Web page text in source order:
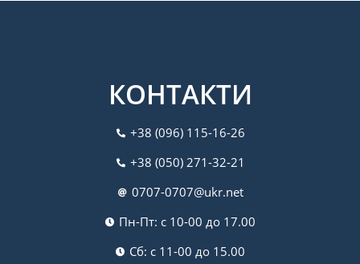
КОНТАКТИ
+38 (096) 115-16-26
+38 (050) 271-32-21
0707-0707@ukr.net
Пн-Пт: с 10-00 до 17.00
Сб: с 11-00 до 15.00